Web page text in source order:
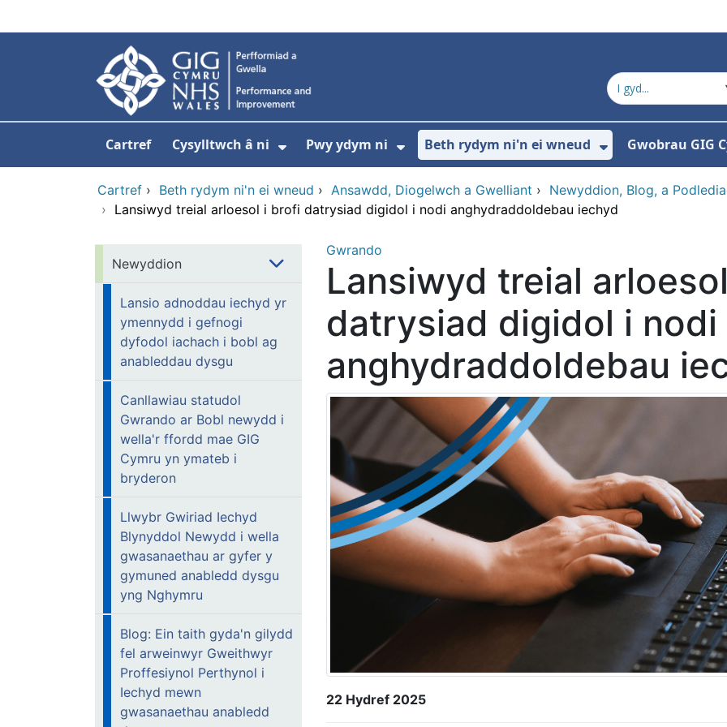
Cartref Cysylltwch â ni
Dangos isddewislen ar gyfer Cysylltwch â ni
Pwy ydym ni
Dangos isddewislen ar gyfer Pwy ydym
Beth rydym ni'n ei wneud
Dangos
Gwobrau GIG
Cartref › Beth rydym ni'n ei wneud › Ansawdd, Diogelwch a Gwelliant › Newyddion, Blog, a
› Lansiwyd treial arloesol i brofi datrysiad digidol i nodi anghydraddoldebau iechyd
Newyddion
Lansio adnoddau iechyd yr
ymennydd i gefnogi
dyfodol iachach i bobl ag
anableddau dysgu
Canllawiau statudol
Gwrando ar Bobl newydd i
wella'r ffordd mae GIG
Cymru yn ymateb i
bryderon
Llwybr Gwiriad Iechyd
Blynyddol Newydd i wella
gwasanaethau ar gyfer y
gymuned anabledd dysgu
yng Nghymru
Blog: Ein taith gyda'n gilydd
fel arweinwyr Gweithwyr
Proffesiynol Perthynol i
Iechyd mewn
gwasanaethau anabledd
Gwrando
Lansiwyd treial
datrysiad digidol i nodi
anghydraddoldebau
22 Hydref 2025